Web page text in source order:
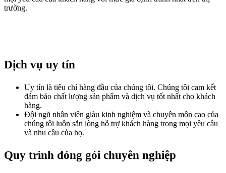
trường.
Dịch vụ uy tín
Uy tín là tiêu chí hàng đầu của chúng tôi. Chúng tôi cam kết
đảm bảo chất lượng sản phẩm và dịch vụ tốt nhất cho khách
hàng.
Đội ngũ nhân viên giàu kinh nghiệm và chuyên môn cao của
chúng tôi luôn sẵn lòng hỗ trợ khách hàng trong mọi yêu cầu
và nhu cầu của họ.
Quy trình đóng gói chuyên nghiệp